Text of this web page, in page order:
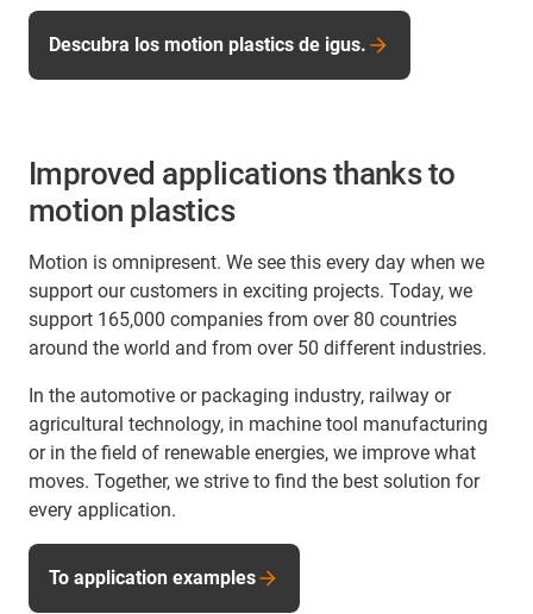
Descubra los motion plastics de igus.
Improved applications thanks to
motion plastics
Motion is omnipresent. We see this every day when we
support our customers in exciting projects. Today, we
support 165,000 companies from over 80 countries
around the world and from over 50 different industries.
In the automotive or packaging industry, railway or
agricultural technology, in machine tool manufacturing
or in the field of renewable energies, we improve what
moves. Together, we strive to find the best solution for
every application.
To application examples